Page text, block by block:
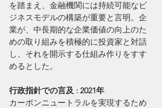
を踏まえ、金融機関には持続可能なビ
ジネスモデルの構築が重要と言明。企
業が、中長期的な企業価値の向上のた
めの取り組みを積極的に投資家と対話
し、それを開示する仕組み作りをすす
めるとした。
行政指針での言及 : 2021年
カーボンニュートラルを実現するため